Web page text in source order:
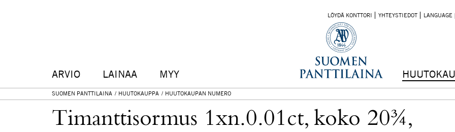
LÖYDÄ KONTTORI YHTEYSTIEDOT LANGUAGE
ARVIO LAINAA MYY
SUOMEN PANTTILAINA HUUTOKAUPPA HUUTOKAUPAN NUMERO
Timanttisormus 1xn.0.01ct, koko 20¾,